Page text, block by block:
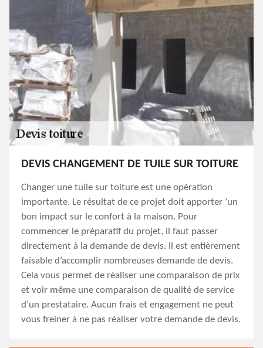
DEVIS CHANGEMENT DE TUILE SUR TOITURE
Changer une tuile sur toiture est une opération
importante. Le résultat de ce projet doit apporter ’un
bon impact sur le confort à la maison. Pour
commencer le préparatif du projet, il faut passer
directement à la demande de devis. Il est entièrement
faisable d’accomplir nombreuses demande de devis.
Cela vous permet de réaliser une comparaison de prix
et voir même une comparaison de qualité de service
d’un prestataire. Aucun frais et engagement ne peut
vous freiner à ne pas réaliser votre demande de devis.